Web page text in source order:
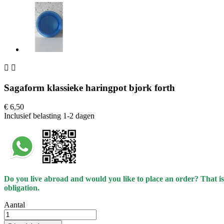
 
Sagaform klassieke haringpot bjork forth
€ 6,50
Inclusief belasting 1-2 dagen
Do you live abroad and would you like to place an order? That
obligation.
Aantal